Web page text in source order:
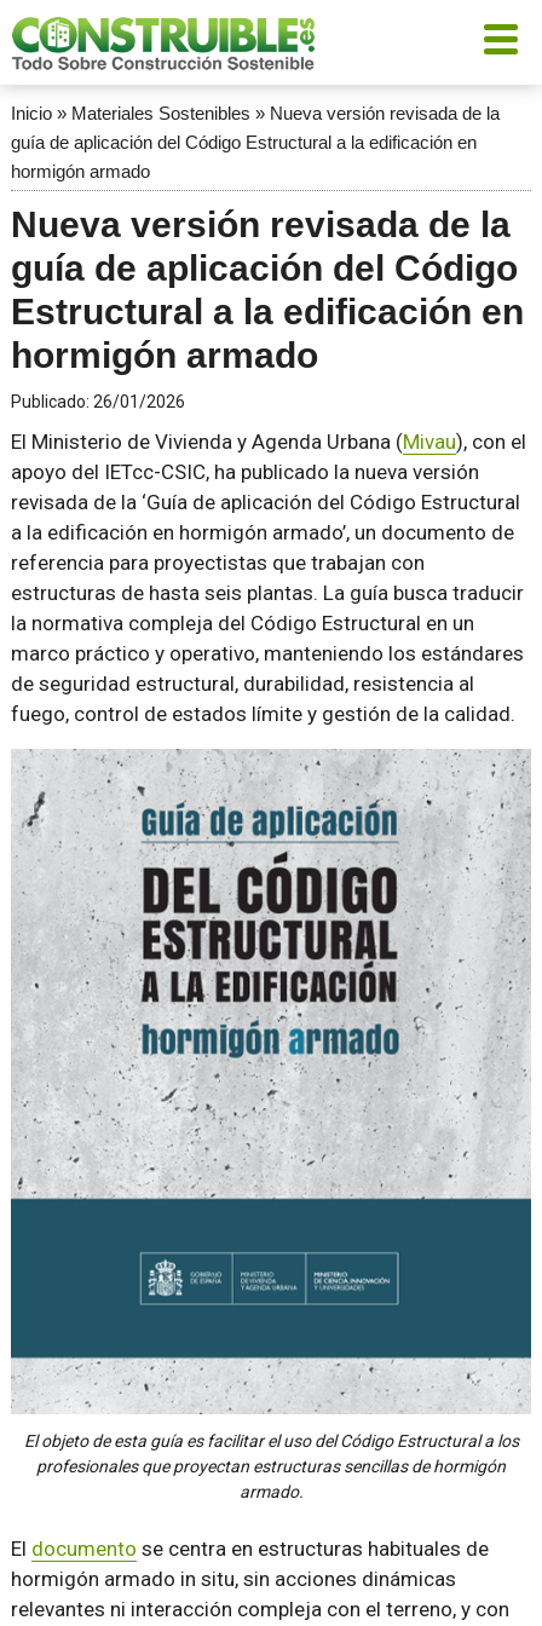
Inicio» Materiales Sostenibles » Nueva versión revisada de la
guía de aplicación del Código Estructural a la edificación en
hormigón armado
Nueva versión revisada de la
guía de aplicación del Código
Estructural a la edificación en
hormigón armado
Publicado: 26/01/2026
El Ministerio de Vivienda y Agenda Urbana (Mivau), con el
apoyo del IETcc-CSIC, ha publicado la nueva versión
revisada de la ‘Guía de aplicación del Código Estructural
a la edificación en hormigón armado’, un documento de
referencia para proyectistas que trabajan con
estructuras de hasta seis plantas. La guía busca traducir
la normativa compleja del Código Estructural en un
marco práctico y operativo, manteniendo los estándares
de seguridad estructural, durabilidad, resistencia al
fuego, control de estados límite y gestión de la calidad.
El objeto de esta guía es facilitar el uso del Código Estructural a los
profesionales que proyectan estructuras sencillas de hormigón
armado.
El documento se centra en estructuras habituales de
hormigón armado in situ, sin acciones dinámicas
relevantes ni interacción compleja con el terreno, y con